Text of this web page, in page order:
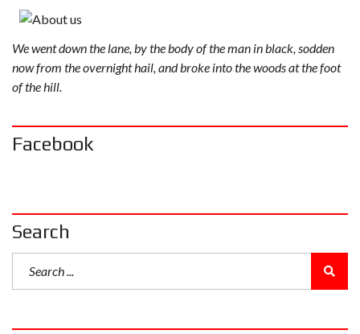
We went down the lane, by the body of the man in black, sodden
now from the overnight hail, and broke into the woods at the foot
of the hill.
Facebook
Search